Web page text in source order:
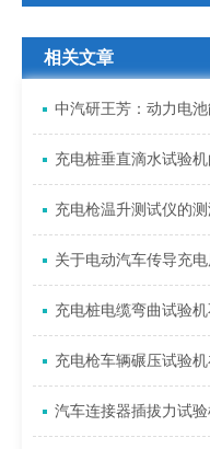
相关文章
充电桩垂直滴水试验
充电枪温升测试仪的
充电枪车辆碾压试验
汽车连接器插拔力试